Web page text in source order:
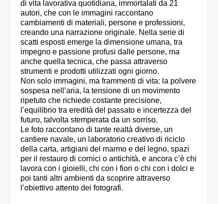
di vita lavorativa quotidiana, immortalati da 21
autori, che con le immagini raccontano
cambiamenti di materiali, persone e professioni,
creando una narrazione originale. Nella serie di
scatti esposti emerge la dimensione umana, tra
impegno e passione profusi dalle persone, ma
anche quella tecnica, che passa attraverso
strumenti e prodotti utilizzati ogni giorno.
Non solo immagini, ma frammenti di vita: la polvere
sospesa nell’aria, la tensione di un movimento
ripetuto che richiede costante precisione,
l’equilibrio tra eredità del passato e incertezza del
futuro, talvolta stemperata da un sorriso.
Le foto raccontano di tante realtà diverse, un
cantiere navale, un laboratorio creativo di riciclo
della carta, artigiani del marmo e del legno, spazi
per il restauro di cornici o antichità, e ancora c’è chi
lavora con i gioielli, chi con i fiori o chi con i dolci e
poi tanti altri ambienti da scoprire attraverso
l’obiettivo attento dei fotografi.